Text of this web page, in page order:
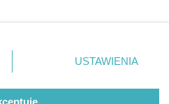
lewym dolnym rogu strony
danych nie wymagają
prawo sprzeciwić się
będą miały
USTAWIENIA